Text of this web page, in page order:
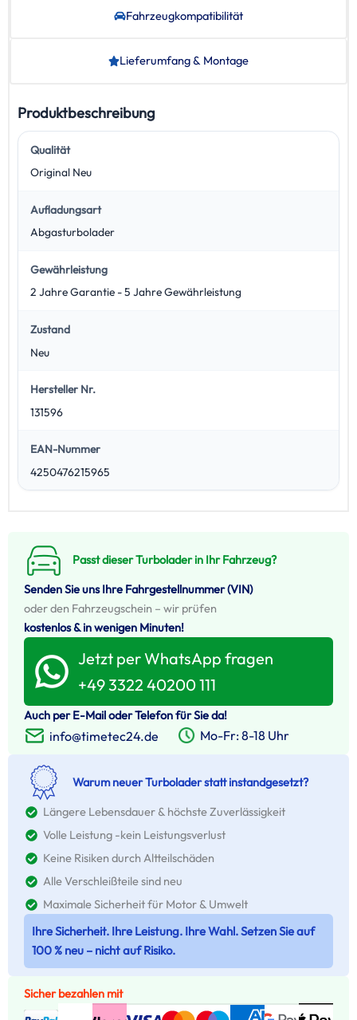
Fahrzeug­kompatibilität
Lieferumfang & Montage
Produktbeschreibung
Qualität
Original Neu
Aufladungsart
Abgasturbolader
Gewährleistung
2 Jahre Garantie - 5 Jahre Gewährleistung
Zustand
Neu
Hersteller Nr.
131596
EAN-Nummer
4250476215965
Passt dieser Turbolader in Ihr Fahrzeug?
Senden Sie uns Ihre Fahrgestellnummer (VIN)
oder den Fahrzeugschein – wir prüfen
kostenlos & in wenigen Minuten!
Jetzt per WhatsApp fragen
+49 3322 40200 111
Auch per E-Mail oder Telefon für Sie da!
info@timetec24.de Mo-Fr: 8-18 Uhr
Warum neuer Turbolader statt instandgesetzt?
Längere Lebensdauer & höchste Zuverlässigkeit
Volle Leistung -kein Leistungsverlust
Keine Risiken durch Altteilschäden
Alle Verschleißteile sind neu
Maximale Sicherheit für Motor & Umwelt
Ihre Sicherheit. Ihre Leistung. Ihre Wahl. Setzen Sie auf
100 % neu – nicht auf Risiko.
Sicher bezahlen mit